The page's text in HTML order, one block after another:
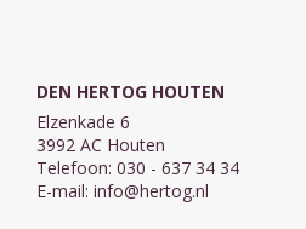
DEN HERTOG HOUTEN
Elzenkade 6
3992 AC Houten
Telefoon: 030 - 637 34 34
E-mail: info@hertog.nl